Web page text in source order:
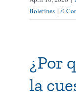
Boletines | 0
¿Por
la